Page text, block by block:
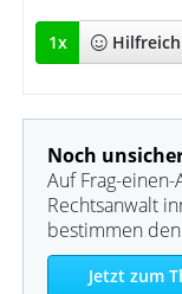
1x Hilfreich
Noch
Auf Frag-
Rechtsanwalt
bestimmen
Jetzt zum